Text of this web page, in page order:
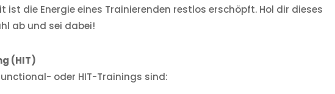
ist die Energie eines Trainierenden restlos erschöpft. Hol dir dieses
ab und sei dabei!
(HIT)
oder HIT-Trainings sind: